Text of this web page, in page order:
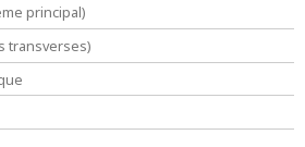
principal)
transverses)